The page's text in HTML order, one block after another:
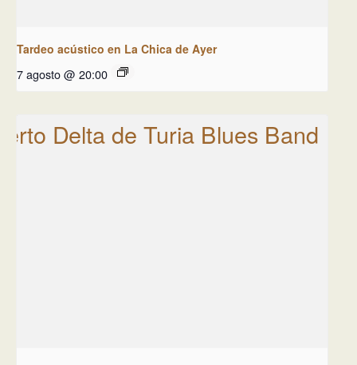
Tardeo acústico en La Chica de Ayer
7 agosto @ 20:00